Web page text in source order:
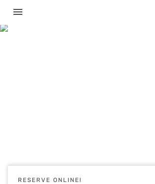
menu
RESERVE ONLINE!